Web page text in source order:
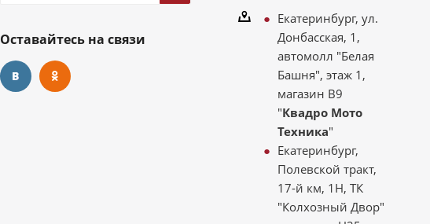
Оставайтесь на связи
Екатеринбург, ул.
Донбасская, 1,
автомолл "Белая
Башня", этаж 1,
магазин В9
"Квадро Мото
Техника"
Екатеринбург,
Полевской тракт,
17-й км, 1Н, ТК
"Колхозный Двор"